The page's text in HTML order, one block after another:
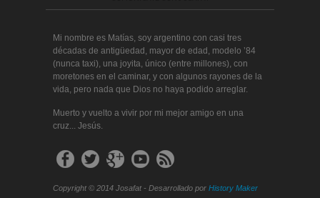
Mi nombre es Matías, soy argentino con casi tres
décadas de antigüedad, mayor de edad, modelo ’84
(nunca taxi), una joyita, único (entre millones), con
moretones en el caminar, y con algunos rayones de la
vida, pero nada que Dios no haya podido arreglar.
Muerto y vuelto a vivir por mi mejor amigo en una
cruz... Jesús.
Copyright © 2014 Josafat - Desarrollado por History Maker